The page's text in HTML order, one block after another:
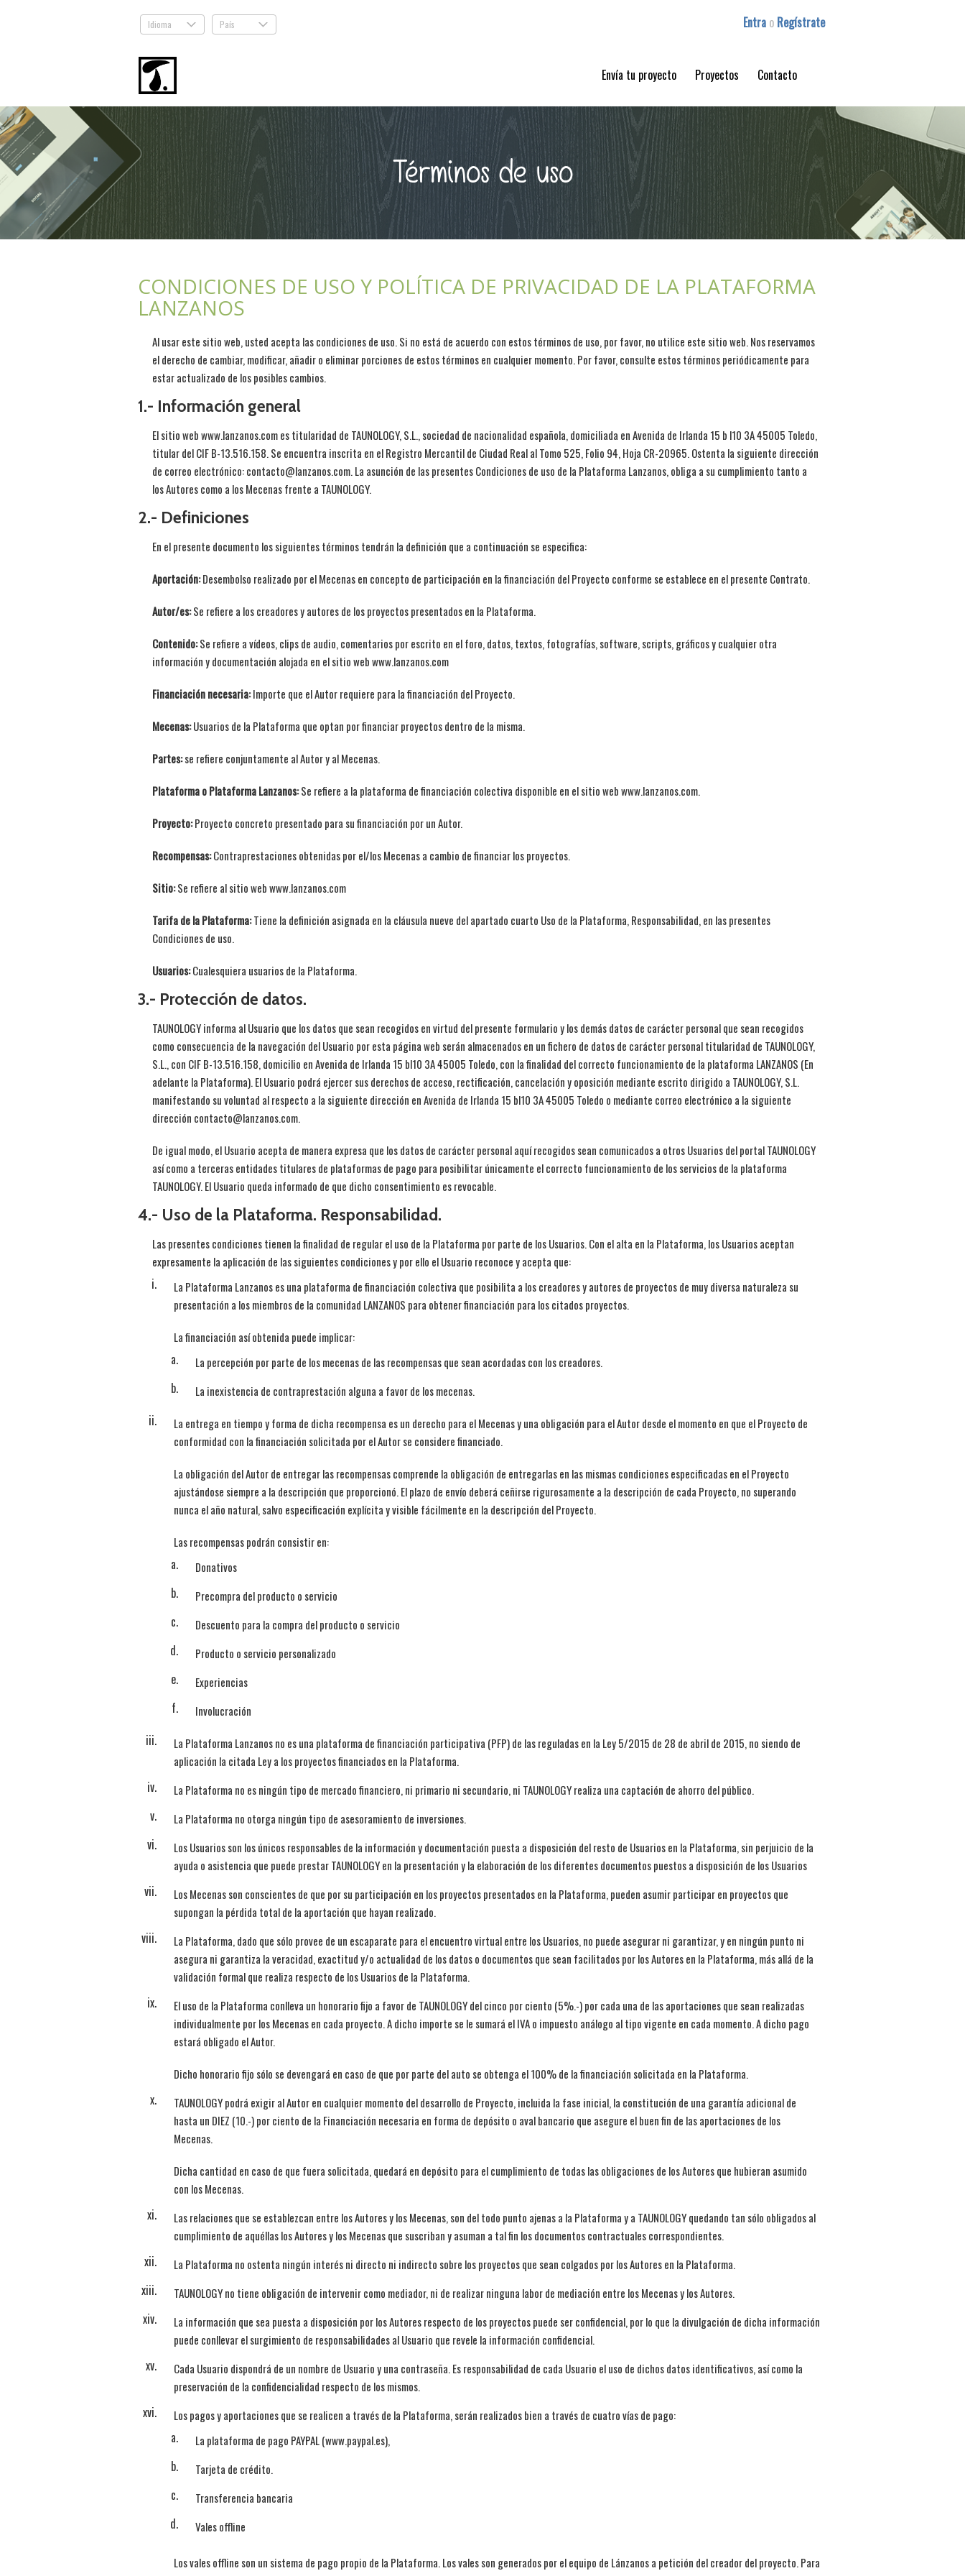
Idioma . País . Entra o Regístrate
Envía tu proyecto Proyectos Contacto
Términos de uso
CONDICIONES DE USO Y POLÍTICA DE PRIVACIDAD DE LA PLATAFORMA
LANZANOS
Al usar este sitio web, usted acepta las condiciones de uso. Si no está de acuerdo con estos términos de uso, por favor, no utilice este sitio web. Nos reservamos
el derecho de cambiar, modificar, añadir o eliminar porciones de estos términos en cualquier momento. Por favor, consulte estos términos periódicamente para
estar actualizado de los posibles cambios.
1.- Información general
El sitio web www.lanzanos.com es titularidad de TAUNOLOGY, S.L., sociedad de nacionalidad española, domiciliada en Avenida de Irlanda 15 b l10 3A 45005 Toledo,
titular del CIF B-13.516.158. Se encuentra inscrita en el Registro Mercantil de Ciudad Real al Tomo 525, Folio 94, Hoja CR-20965. Ostenta la siguiente dirección
de correo electrónico: contacto@lanzanos.com. La asunción de las presentes Condiciones de uso de la Plataforma Lanzanos, obliga a su cumplimiento tanto a
los Autores como a los Mecenas frente a TAUNOLOGY.
2.- Definiciones
En el presente documento los siguientes términos tendrán la definición que a continuación se especifica:
Aportación:Desembolso realizado por el Mecenas en concepto de participación en la financiación del Proyecto conforme se establece en el presente Contrato.
Autor/es:Se refiere a los creadores y autores de los proyectos presentados en la Plataforma.
Contenido:Se refiere a vídeos, clips de audio, comentarios por escrito en el foro, datos, textos, fotografías, software, scripts, gráficos y cualquier otra
información y documentación alojada en el sitio web www.lanzanos.com
Financiación necesaria:Importe que el Autor requiere para la financiación del Proyecto.
Mecenas:Usuarios de la Plataforma que optan por financiar proyectos dentro de la misma.
Partes:se refiere conjuntamente al Autor y al Mecenas.
Plataforma o Plataforma Lanzanos:Se refiere a la plataforma de financiación colectiva disponible en el sitio web www.lanzanos.com.
Proyecto:Proyecto concreto presentado para su financiación por un Autor.
Recompensas:Contraprestaciones obtenidas por el/los Mecenas a cambio de financiar los proyectos.
Sitio:Se refiere al sitio web www.lanzanos.com
Tarifa de la Plataforma:Tiene la definición asignada en la cláusula nueve del apartado cuarto Uso de la Plataforma, Responsabilidad, en las presentes
Condiciones de uso.
Usuarios:Cualesquiera usuarios de la Plataforma.
3.- Protección de datos.
TAUNOLOGY informa al Usuario que los datos que sean recogidos en virtud del presente formulario y los demás datos de carácter personal que sean recogidos
como consecuencia de la navegación del Usuario por esta página web serán almacenados en un fichero de datos de carácter personal titularidad de TAUNOLOGY,
S.L., con CIF B-13.516.158, domicilio en Avenida de Irlanda 15 bl10 3A 45005 Toledo, con la finalidad del correcto funcionamiento de la plataforma LANZANOS (En
adelante la Plataforma). El Usuario podrá ejercer sus derechos de acceso, rectificación, cancelación y oposición mediante escrito dirigido a TAUNOLOGY, S.L.
manifestando su voluntad al respecto a la siguiente dirección en Avenida de Irlanda 15 bl10 3A 45005 Toledo o mediante correo electrónico a la siguiente
dirección contacto@lanzanos.com.
De igual modo, el Usuario acepta de manera expresa que los datos de carácter personal aquí recogidos sean comunicados a otros Usuarios del portal TAUNOLOGY
así como a terceras entidades titulares de plataformas de pago para posibilitar únicamente el correcto funcionamiento de los servicios de la plataforma
TAUNOLOGY. El Usuario queda informado de que dicho consentimiento es revocable.
4.- Uso de la Plataforma. Responsabilidad.
Las presentes condiciones tienen la finalidad de regular el uso de la Plataforma por parte de los Usuarios. Con el alta en la Plataforma, los Usuarios aceptan
expresamente la aplicación de las siguientes condiciones y por ello el Usuario reconoce y acepta que:
La Plataforma Lanzanos es una plataforma de financiación colectiva que posibilita a los creadores y autores de proyectos de muy diversa naturaleza su
presentación a los miembros de la comunidad LANZANOS para obtener financiación para los citados proyectos.
La financiación así obtenida puede implicar:
La percepción por parte de los mecenas de las recompensas que sean acordadas con los creadores.
La inexistencia de contraprestación alguna a favor de los mecenas.
La entrega en tiempo y forma de dicha recompensa es un derecho para el Mecenas y una obligación para el Autor desde el momento en que el Proyecto de
conformidad con la financiación solicitada por el Autor se considere financiado.
La obligación del Autor de entregar las recompensas comprende la obligación de entregarlas en las mismas condiciones especificadas en el Proyecto
ajustándose siempre a la descripción que proporcionó. El plazo de envío deberá ceñirse rigurosamente a la descripción de cada Proyecto, no superando
nunca el año natural, salvo especificación explícita y visible fácilmente en la descripción del Proyecto.
Las recompensas podrán consistir en:
Donativos
Precompra del producto o servicio
Descuento para la compra del producto o servicio
Producto o servicio personalizado
Experiencias
Involucración
La Plataforma Lanzanos no es una plataforma de financiación participativa (PFP) de las reguladas en la Ley 5/2015 de 28 de abril de 2015, no siendo de
aplicación la citada Ley a los proyectos financiados en la Plataforma.
La Plataforma no es ningún tipo de mercado financiero, ni primario ni secundario, ni TAUNOLOGY realiza una captación de ahorro del público.
La Plataforma no otorga ningún tipo de asesoramiento de inversiones.
Los Usuarios son los únicos responsables de la información y documentación puesta a disposición del resto de Usuarios en la Plataforma, sin perjuicio de la
ayuda o asistencia que puede prestar TAUNOLOGY en la presentación y la elaboración de los diferentes documentos puestos a disposición de los Usuarios
Los Mecenas son conscientes de que por su participación en los proyectos presentados en la Plataforma, pueden asumir participar en proyectos que
supongan la pérdida total de la aportación que hayan realizado.
La Plataforma, dado que sólo provee de un escaparate para el encuentro virtual entre los Usuarios, no puede asegurar ni garantizar, y en ningún punto ni
asegura ni garantiza la veracidad, exactitud y/o actualidad de los datos o documentos que sean facilitados por los Autores en la Plataforma, más allá de la
validación formal que realiza respecto de los Usuarios de la Plataforma.
El uso de la Plataforma conlleva un honorario fijo a favor de TAUNOLOGY del cinco por ciento (5%.-) por cada una de las aportaciones que sean realizadas
individualmente por los Mecenas en cada proyecto. A dicho importe se le sumará el IVA o impuesto análogo al tipo vigente en cada momento. A dicho pago
estará obligado el Autor.
Dicho honorario fijo sólo se devengará en caso de que por parte del auto se obtenga el 100% de la financiación solicitada en la Plataforma.
TAUNOLOGY podrá exigir al Autor en cualquier momento del desarrollo de Proyecto, incluida la fase inicial, la constitución de una garantía adicional de
hasta un DIEZ (10.-) por ciento de la Financiación necesaria en forma de depósito o aval bancario que asegure el buen fin de las aportaciones de los
Mecenas.
Dicha cantidad en caso de que fuera solicitada, quedará en depósito para el cumplimiento de todas las obligaciones de los Autores que hubieran asumido
con los Mecenas.
Las relaciones que se establezcan entre los Autores y los Mecenas, son del todo punto ajenas a la Plataforma y a TAUNOLOGY quedando tan sólo obligados al
cumplimiento de aquéllas los Autores y los Mecenas que suscriban y asuman a tal fin los documentos contractuales correspondientes.
La Plataforma no ostenta ningún interés ni directo ni indirecto sobre los proyectos que sean colgados por los Autores en la Plataforma.
TAUNOLOGY no tiene obligación de intervenir como mediador, ni de realizar ninguna labor de mediación entre los Mecenas y los Autores.
La información que sea puesta a disposición por los Autores respecto de los proyectos puede ser confidencial, por lo que la divulgación de dicha información
puede conllevar el surgimiento de responsabilidades al Usuario que revele la información confidencial.
Cada Usuario dispondrá de un nombre de Usuario y una contraseña. Es responsabilidad de cada Usuario el uso de dichos datos identificativos, así como la
preservación de la confidencialidad respecto de los mismos.
Los pagos y aportaciones que se realicen a través de la Plataforma, serán realizados bien a través de cuatro vías de pago:
La plataforma de pago PAYPAL (www.paypal.es),
Tarjeta de crédito.
Transferencia bancaria
Vales offline
Los vales offline son un sistema de pago propio de la Plataforma. Los vales son generados por el equipo de Lánzanos a petición del creador del proyecto. Para